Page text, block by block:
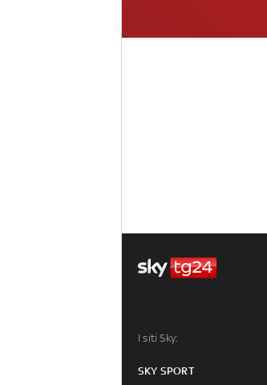
I siti Sky:
SKY SPORT